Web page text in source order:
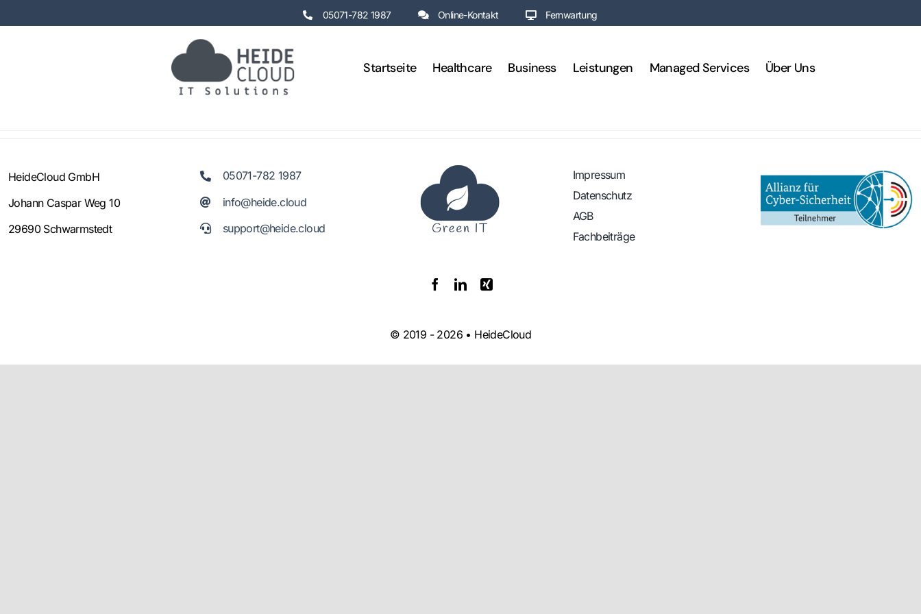
Inhalt
05071-782 1987 Online-Kontakt Fernwartung
Startseite Healthcare Business Leistungen Managed Services Über Uns
HeideCloud GmbH
Johann Caspar Weg 10
29690 Schwarmstedt
05071-782 1987
info@heide.cloud
support@heide.cloud
Impressum
Datenschutz
AGB
Fachbeiträge
© 2019 - 2026 • HeideCloud